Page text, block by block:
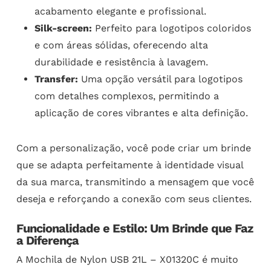
acabamento elegante e profissional.
Silk-screen: Perfeito para logotipos coloridos
e com áreas sólidas, oferecendo alta
durabilidade e resistência à lavagem.
Transfer: Uma opção versátil para logotipos
com detalhes complexos, permitindo a
aplicação de cores vibrantes e alta definição.
Com a personalização, você pode criar um brinde
que se adapta perfeitamente à identidade visual
da sua marca, transmitindo a mensagem que você
deseja e reforçando a conexão com seus clientes.
Funcionalidade e Estilo: Um Brinde que Faz
a Diferença
A Mochila de Nylon USB 21L – X01320C é muito